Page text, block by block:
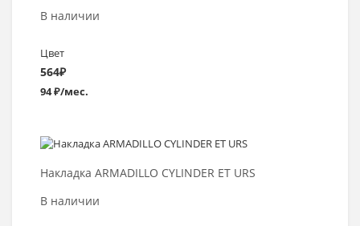
В наличии
Цвет
564₽
94 ₽/мес.
Накладка ARMADILLO CYLINDER ET URS
В наличии
Выбрать >